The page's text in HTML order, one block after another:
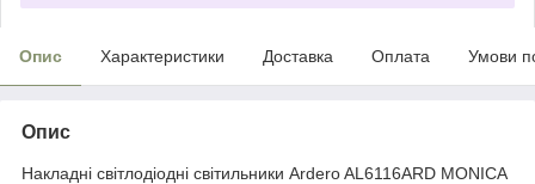
Опис Характеристики Доставка Оплата Умови
Опис
Накладні світлодіодні світильники Ardero AL6116ARD MONICA